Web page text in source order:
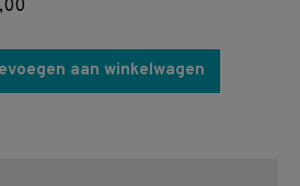
aan winkelwagen